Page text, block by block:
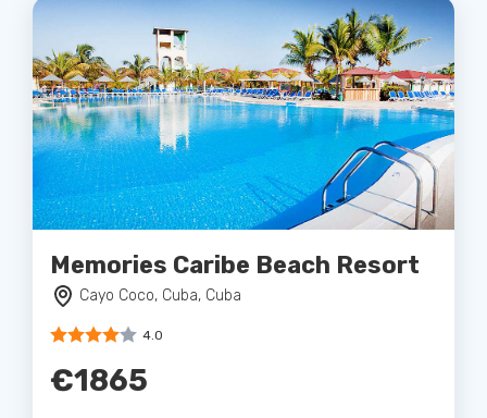
Memories Caribe Beach Resort
Cayo Coco, Cuba, Cuba
4.0
€1865